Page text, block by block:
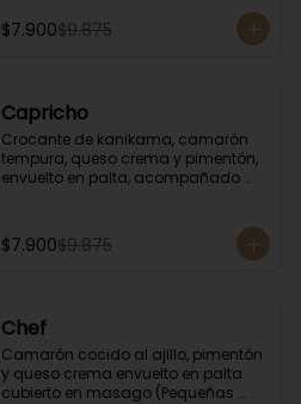
$7.900$9.875
Capricho
Crocante de kanikama, camarón
tempura, queso crema y pimentón,
envuelto en palta, acompañado
$7.900$9.875
Chef
Camarón cocido al ajillo, pimentón
y queso crema envuelto en palta
cubierto en masago (Pequeñas